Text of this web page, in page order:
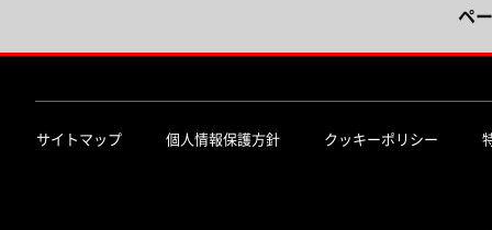
ペ
サイトマップ 個人情報保護方針 クッキーポリシー